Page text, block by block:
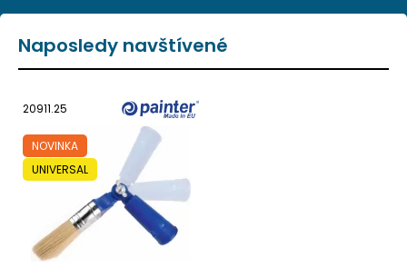
Naposledy navštívené
20911.25
NOVINKA
UNIVERSAL